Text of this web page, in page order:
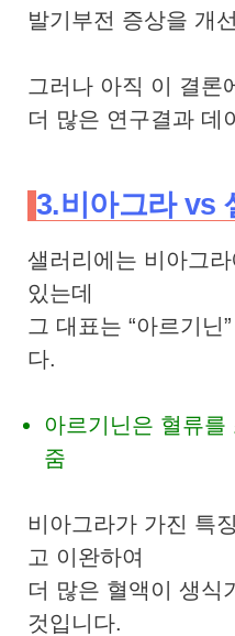
발기부전 증상을 개
그러나 아직 이 결론
더 많은 연구결과 데
3.비아그라 vs
샐러리에는 비아그
있는데
그 대표는 “아르기닌
다.
아르기닌은 혈류를
줌
비아그라가 가진 특
고 이완하여
더 많은 혈액이 생식
것입니다.